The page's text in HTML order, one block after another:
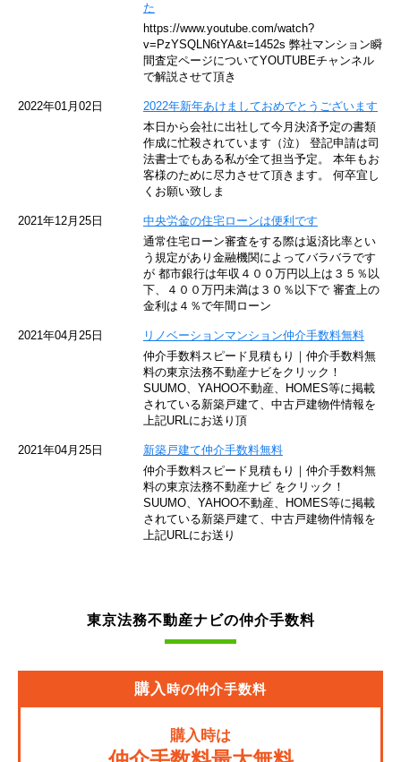
東京メトロ東西線
京王井の頭線
JR湘南新宿ライン
京王京王線
東京臨海高速鉄道
東急世田谷線
JR南武線
た
https://www.youtube.com/watch?
v=PzYSQLN6tYA&t=1452s 弊社マンション瞬
間査定ページについてYOUTUBEチャンネル
で解説させて頂き
2022年01月02日
2022年新年あけましておめでとうございます
本日から会社に出社して今月決済予定の書類
作成に忙殺されています（泣） 登記申請は司
法書士でもある私が全て担当予定。 本年もお
客様のために尽力させて頂きます。 何卒宜し
くお願い致しま
2021年12月25日
中央労金の住宅ローンは便利です
通常住宅ローン審査をする際は返済比率とい
う規定があり金融機関によってバラバラです
が 都市銀行は年収４００万円以上は３５％以
下、４００万円未満は３０％以下で 審査上の
金利は４％で年間ローン
2021年04月25日
リノベーションマンション仲介手数料無料
仲介手数料スピード見積もり｜仲介手数料無
料の東京法務不動産ナビをクリック！
SUUMO、YAHOO不動産、HOMES等に掲載
されている新築戸建て、中古戸建物件情報を
上記URLにお送り頂
2021年04月25日
新築戸建て仲介手数料無料
仲介手数料スピード見積もり｜仲介手数料無
料の東京法務不動産ナビ をクリック！
SUUMO、YAHOO不動産、HOMES等に掲載
されている新築戸建て、中古戸建物件情報を
上記URLにお送り
東京法務不動産ナビの仲介手数料
購入時の仲介手数料
購入時は